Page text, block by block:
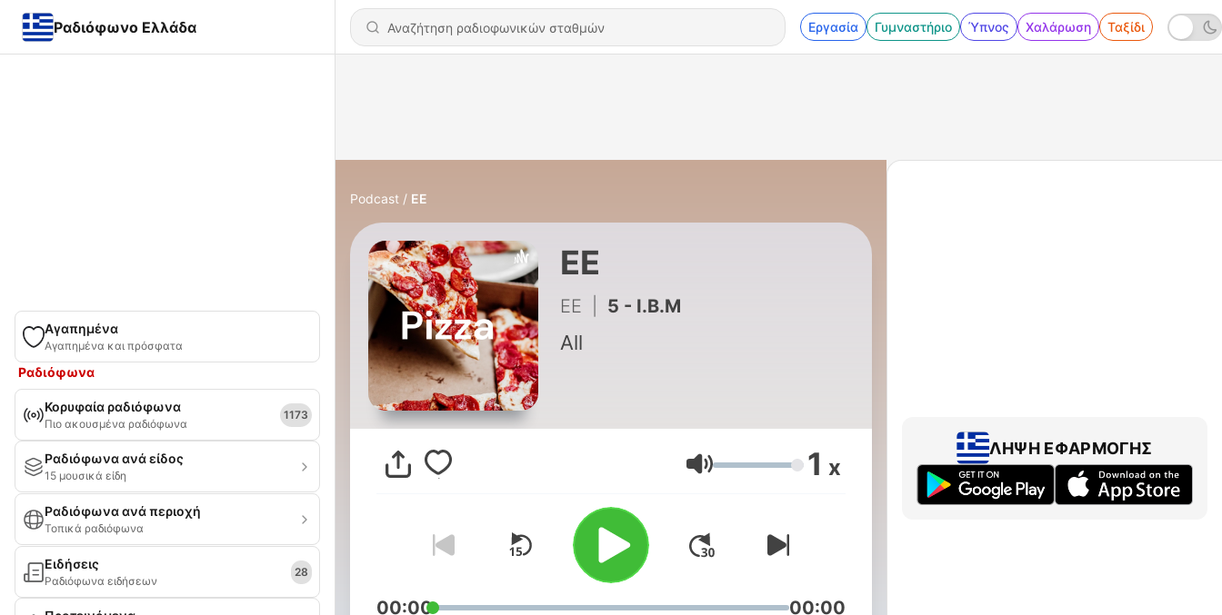
Ραδιόφωνο Ελλάδα Εργασία Γυμναστήριο Ύπνος Χαλάρωση Ταξίδι
Αγαπημένα
Αγαπημένα και πρόσφατα
Ραδιόφωνα
Κορυφαία ραδιόφωνα
Πιο ακουσμένα ραδιόφωνα
1173
Ραδιόφωνα ανά είδος
15 μουσικά είδη
Ραδιόφωνα ανά περιοχή
Τοπικά ραδιόφωνα
Ειδήσεις
Ραδιόφωνα ειδήσεων
28
Podcast EE
EE
EE 5 - I.B.M
All
Ένταση 1 x
00:00 00:00
ΛΉΨΗ ΕΦΑΡΜΟΓΉΣ